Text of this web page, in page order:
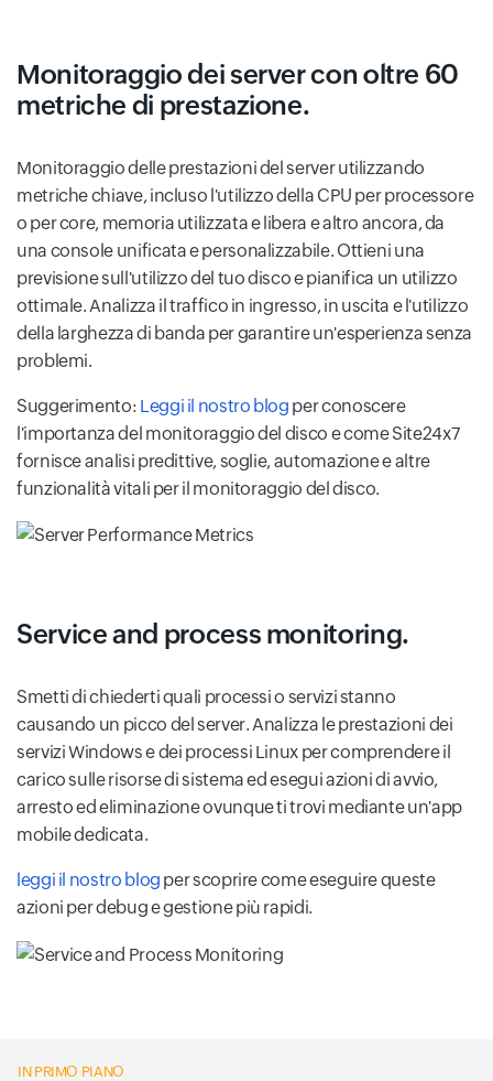
Monitoraggio dei server con oltre 60
metriche di prestazione.
Monitoraggio delle prestazioni del server utilizzando
metriche chiave, incluso l'utilizzo della CPU per processore
o per core, memoria utilizzata e libera e altro ancora, da
una console unificata e personalizzabile. Ottieni una
previsione sull'utilizzo del tuo disco e pianifica un utilizzo
ottimale. Analizza il traffico in ingresso, in uscita e l'utilizzo
della larghezza di banda per garantire un'esperienza senza
problemi.
Suggerimento: Leggi il nostro blog per conoscere
l'importanza del monitoraggio del disco e come Site24x7
fornisce analisi predittive, soglie, automazione e altre
funzionalità vitali per il monitoraggio del disco.
Service and process monitoring.
Smetti di chiederti quali processi o servizi stanno
causando un picco del server. Analizza le prestazioni dei
servizi Windows e dei processi Linux per comprendere il
carico sulle risorse di sistema ed esegui azioni di avvio,
arresto ed eliminazione ovunque ti trovi mediante un'app
mobile dedicata.
leggi il nostro blog per scoprire come eseguire queste
azioni per debug e gestione più rapidi.
IN PRIMO PIANO